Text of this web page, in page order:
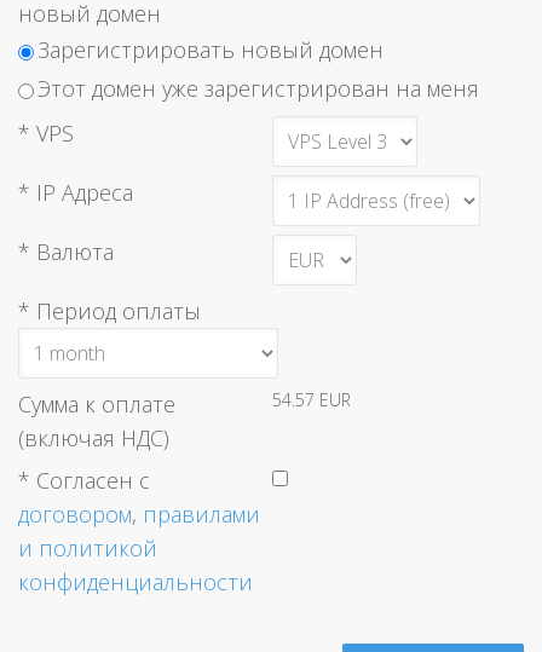
новый домен
Зарегистрировать новый домен
Этот домен уже зарегистрирован на меня
* VPS
* IP Адреса
* Валюта
* Период оплаты
Сумма к оплате
(включая НДС)
54.57 EUR
* Согласен c
договором, правилами
и политикой
конфиденциальности